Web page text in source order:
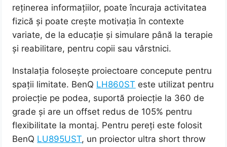
reținerea informațiilor, poate încuraja activitatea
fizică și poate crește motivația în contexte
variate, de la educație și simulare până la terapie
și reabilitare, pentru copii sau vârstnici.
Instalația folosește proiectoare concepute pentru
spații limitate. BenQ LH860ST este utilizat pentru
proiecție pe podea, suportă proiecție la 360 de
grade și are un offset redus de 105% pentru
flexibilitate la montaj. Pentru pereți este folosit
BenQ LU895UST, un proiector ultra short throw